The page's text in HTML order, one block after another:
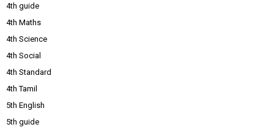
4th guide
4th Maths
4th Science
4th Social
4th Standard
4th Tamil
5th English
5th guide